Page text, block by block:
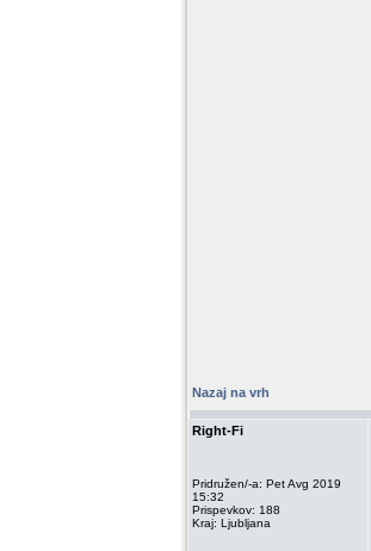
Nazaj na vrh
Right-Fi
Pridružen/-a: Pet Avg 2019
15:32
Prispevkov: 188
Kraj: Ljubljana